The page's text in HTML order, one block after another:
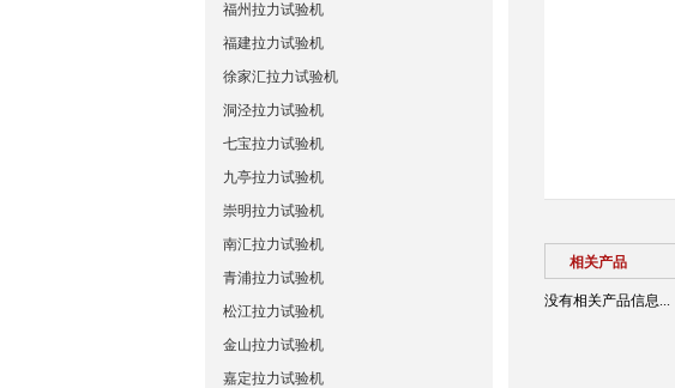
相关产品
没有相关产品信息...
福州拉力试验机
福建拉力试验机
徐家汇拉力试验机
洞泾拉力试验机
七宝拉力试验机
九亭拉力试验机
崇明拉力试验机
南汇拉力试验机
青浦拉力试验机
松江拉力试验机
金山拉力试验机
嘉定拉力试验机